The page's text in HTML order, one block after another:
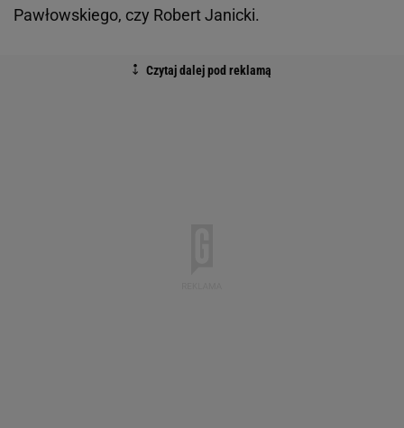
Pawłowskiego, czy Robert Janicki.